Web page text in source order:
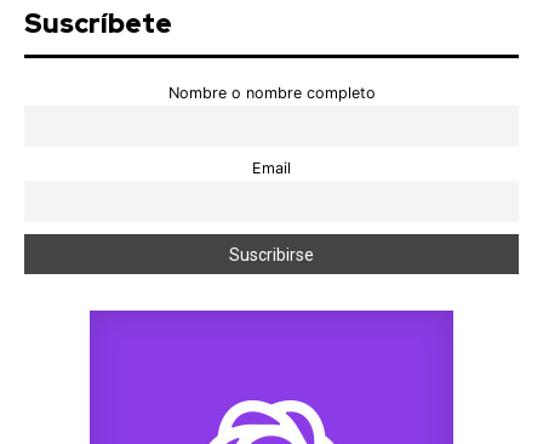
Suscríbete
Nombre o nombre completo
Email